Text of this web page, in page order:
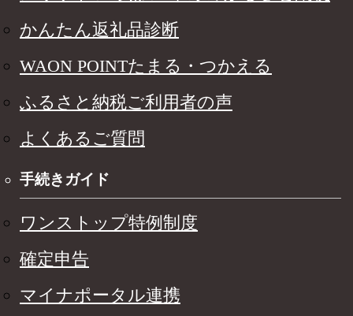
かんたん返礼品診断
WAON POINTたまる・つかえる
ふるさと納税ご利用者の声
よくあるご質問
手続きガイド
ワンストップ特例制度
確定申告
マイナポータル連携